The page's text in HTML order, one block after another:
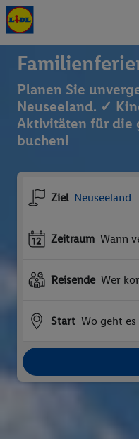
Planen Sie
Neuseeland. ✓
Aktivitäten für die
buchen!
Ziel Neuseeland
Zeitraum Wann
Reisende Wer
Start Wo geht es